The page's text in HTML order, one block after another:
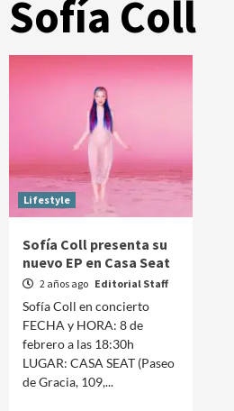
Sofía Coll
Lifestyle
Sofía Coll presenta su
nuevo EP en Casa Seat
2 años ago Editorial Staff
Sofía Coll en concierto
FECHA y HORA: 8 de
febrero a las 18:30h
LUGAR: CASA SEAT (Paseo
de Gracia, 109,...